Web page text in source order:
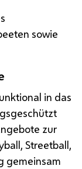
sowie
in das
zur
Streetball,
gemeinsam